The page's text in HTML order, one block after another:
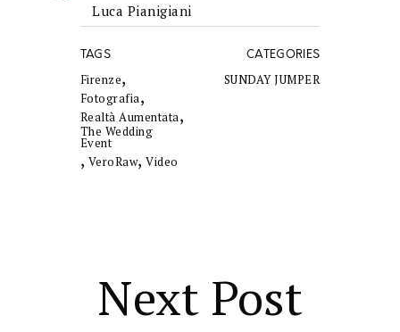
Luca Pianigiani
TAGS
Firenze,
Fotografia,
Realtà Aumentata,
The Wedding
Event
, VeroRaw,Video
CATEGORIES
SUNDAY JUMPER
Next Post